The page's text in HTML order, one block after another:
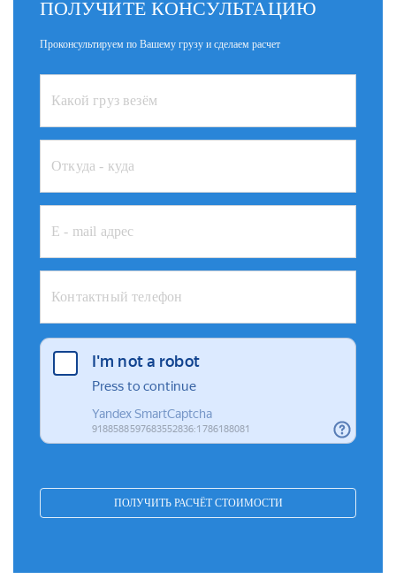
ПОЛУЧИТЕ КОНСУЛЬТАЦИЮ
Проконсультируем по Вашему грузу и сделаем расчет
ПОЛУЧИТЬ РАСЧЁТ СТОИМОСТИ